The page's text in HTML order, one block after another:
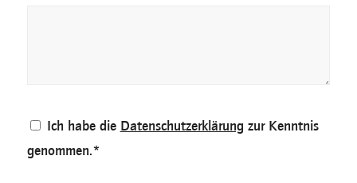
Datenschutz
Ich habe die Datenschutzerklärung zur Kenntnis
genommen.*